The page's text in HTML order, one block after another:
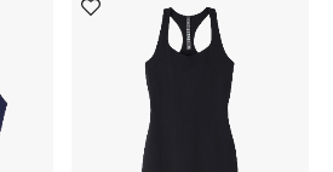
تسوقوا الأحذية